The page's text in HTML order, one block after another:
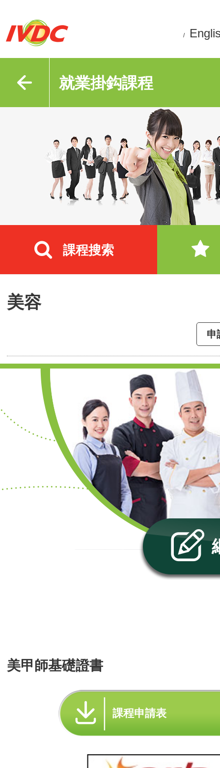
/
就業掛鈎課程
課程搜索
美容
申
美甲師基礎證書
課程申請表